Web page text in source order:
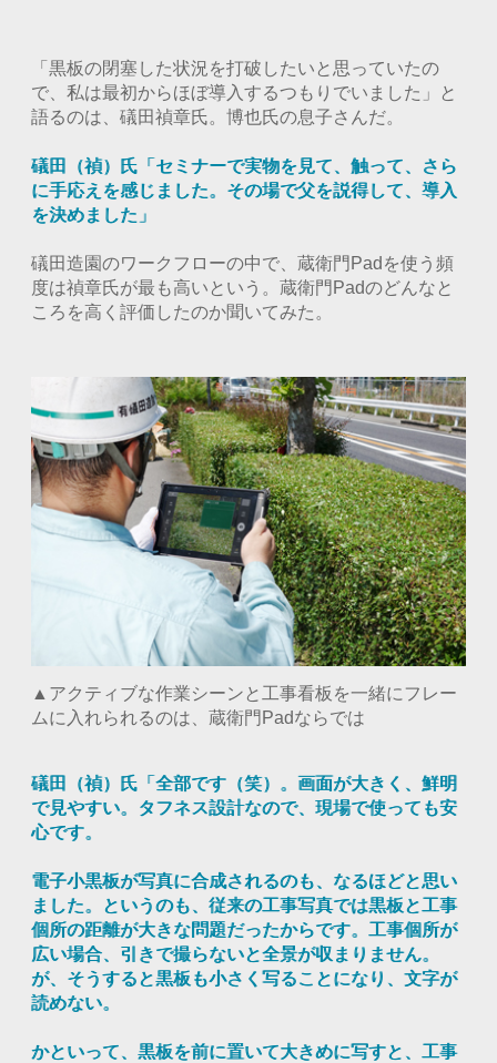
「黒板の閉塞した状況を打破したいと思っていたの
で、私は最初からほぼ導入するつもりでいました」と
語るのは、礒田禎章氏。博也氏の息子さんだ。
礒田（禎）氏「セミナーで実物を見て、触って、さら
に手応えを感じました。その場で父を説得して、導入
を決めました」
礒田造園のワークフローの中で、蔵衛門Padを使う頻
度は禎章氏が最も高いという。蔵衛門Padのどんなと
ころを高く評価したのか聞いてみた。
▲アクティブな作業シーンと工事看板を一緒にフレー
ムに入れられるのは、蔵衛門Padならでは
礒田（禎）氏「全部です（笑）。画面が大きく、鮮明
で見やすい。タフネス設計なので、現場で使っても安
心です。
電子小黒板が写真に合成されるのも、なるほどと思い
ました。というのも、従来の工事写真では黒板と工事
個所の距離が大きな問題だったからです。工事個所が
広い場合、引きで撮らないと全景が収まりません。
が、そうすると黒板も小さく写ることになり、文字が
読めない。
かといって、黒板を前に置いて大きめに写すと、工事